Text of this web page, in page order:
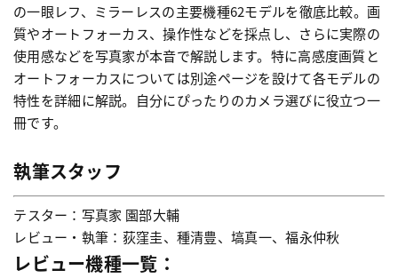
の一眼レフ、ミラーレスの主要機種62モデルを徹底比較。画
質やオートフォーカス、操作性などを採点し、さらに実際の
使用感などを写真家が本音で解説します。特に高感度画質と
オートフォーカスについては別途ページを設けて各モデルの
特性を詳細に解説。自分にぴったりのカメラ選びに役立つ一
冊です。
執筆スタッフ
テスター：写真家 園部大輔
レビュー・執筆：荻窪圭、種清豊、塙真一、福永仲秋
レビュー機種一覧：